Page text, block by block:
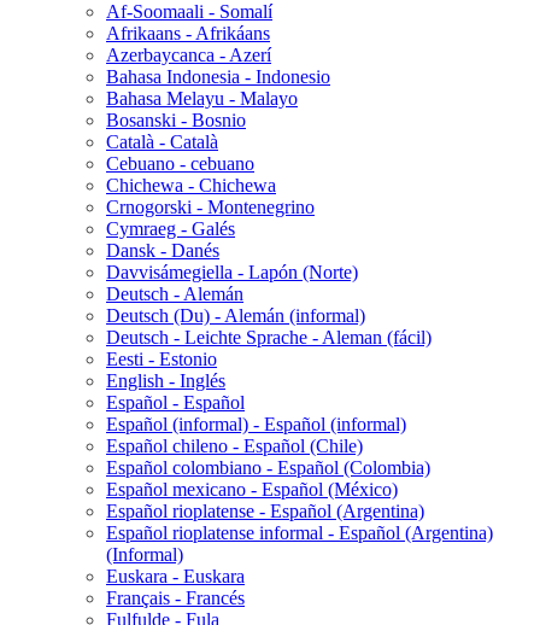
Af-Soomaali - Somalí
Afrikaans - Afrikáans
Azerbaycanca - Azerí
Bahasa Indonesia - Indonesio
Bahasa Melayu - Malayo
Bosanski - Bosnio
Català - Català
Cebuano - cebuano
Chichewa - Chichewa
Crnogorski - Montenegrino
Cymraeg - Galés
Dansk - Danés
Davvisámegiella - Lapón (Norte)
Deutsch - Alemán
Deutsch (Du) - Alemán (informal)
Deutsch - Leichte Sprache - Aleman (fácil)
Eesti - Estonio
English - Inglés
Español - Español
Español (informal) - Español (informal)
Español chileno - Español (Chile)
Español colombiano - Español (Colombia)
Español mexicano - Español (México)
Español rioplatense - Español (Argentina)
Español rioplatense informal - Español (Argentina)
(Informal)
Euskara - Euskara
Français - Francés
Fulfulde - Fula